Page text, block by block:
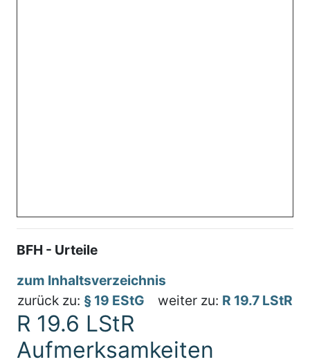
BFH - Urteile
zum Inhaltsverzeichnis
zurück zu: § 19 EStG weiter zu: R 19.7 LStR
R 19.6 LStR
Aufmerksamkeiten